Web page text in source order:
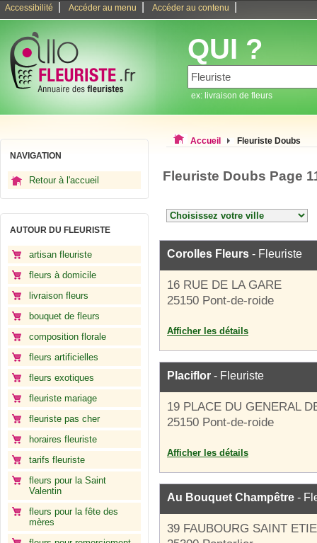
Accessibilité Accéder au menu Accéder au contenu
QUI ?
ex: livraison de fleurs
NAVIGATION
Retour à l'accueil
AUTOUR DU FLEURISTE
artisan fleuriste
fleurs à domicile
livraison fleurs
bouquet de fleurs
composition florale
fleurs artificielles
fleurs exotiques
fleuriste mariage
fleuriste pas cher
horaires fleuriste
tarifs fleuriste
fleurs pour la Saint
Valentin
fleurs pour la fête des
mères
Accueil Fleuriste Doubs
Fleuriste Doubs Page
Corolles Fleurs - Fleuriste
16 RUE DE LA GARE
25150 Pont-de-roide
Afficher les détails
Placiflor - Fleuriste
19 PLACE DU GENERAL
25150 Pont-de-roide
Afficher les détails
Au Bouquet Champêtre -
39 FAUBOURG SAINT